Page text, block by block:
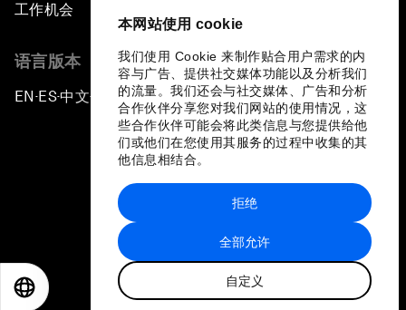
本网站使用 cookie
我们使用 Cookie 来制作贴合用户需求的内
容与广告、提供社交媒体功能以及分析我们
的流量。我们还会与社交媒体、广告和分析
合作伙伴分享您对我们网站的使用情况，这
些合作伙伴可能会将此类信息与您提供给他
们或他们在您使用其服务的过程中收集的其
他信息相结合。
全部允许
自定义
拒绝
工作机会
语言版本
EN ▪ ES▪中文▪ 日本語
站点地图
世界经济论坛